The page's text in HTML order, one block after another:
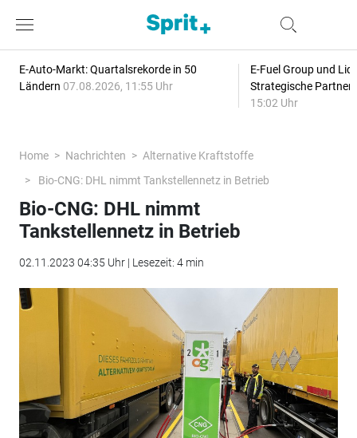
E-Auto-Markt: Quartalsrekorde in 50
Ländern 07.08.2026, 11:55 Uhr
E-Fuel Group und
Strategische
15:02 Uhr
Home Nachrichten
Alternative Kraftstoffe
Bio-CNG: DHL nimmt Tankstellennetz in Betrieb
Bio-CNG: DHL nimmt
Tankstellennetz in Betrieb
02.11.2023 04:35 Uhr | Lesezeit: 4 min